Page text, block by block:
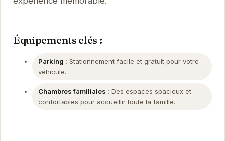
Équipements clés :
Parking : Stationnement facile et gratuit pour votre
véhicule.
Chambres familiales : Des espaces spacieux et
confortables pour accueillir toute la famille.